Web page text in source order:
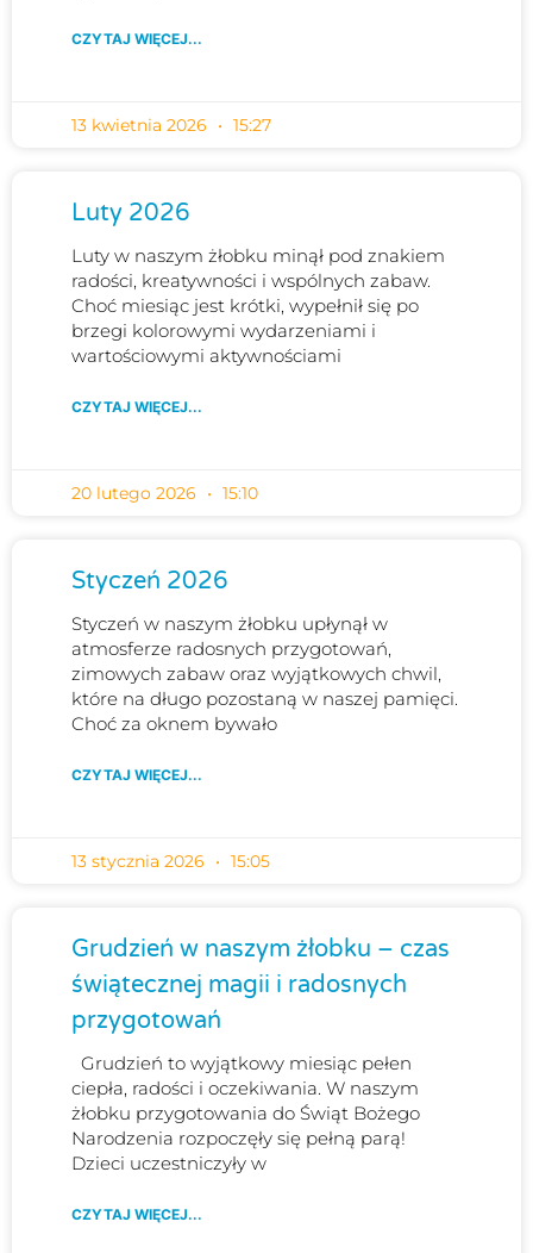
CZYTAJ WIĘCEJ...
13 kwietnia 2026 15:27
Luty 2026
Luty w naszym żłobku minął pod znakiem
radości, kreatywności i wspólnych zabaw.
Choć miesiąc jest krótki, wypełnił się po
brzegi kolorowymi wydarzeniami i
wartościowymi aktywnościami
CZYTAJ WIĘCEJ...
20 lutego 2026 15:10
Styczeń 2026
Styczeń w naszym żłobku upłynął w
atmosferze radosnych przygotowań,
zimowych zabaw oraz wyjątkowych chwil,
które na długo pozostaną w naszej pamięci.
Choć za oknem bywało
CZYTAJ WIĘCEJ...
13 stycznia 2026 15:05
Grudzień w naszym żłobku – czas
świątecznej magii i radosnych
przygotowań
Grudzień to wyjątkowy miesiąc pełen
ciepła, radości i oczekiwania. W naszym
żłobku przygotowania do Świąt Bożego
Narodzenia rozpoczęły się pełną parą!
Dzieci uczestniczyły w
CZYTAJ WIĘCEJ...